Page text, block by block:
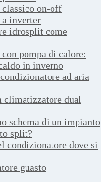
classico on-off
a inverter
idrosplit come
pompa di calore:
in inverno
ad aria
climatizzatore dual
schema di un impianto
split?
condizionatore dove si
guasto